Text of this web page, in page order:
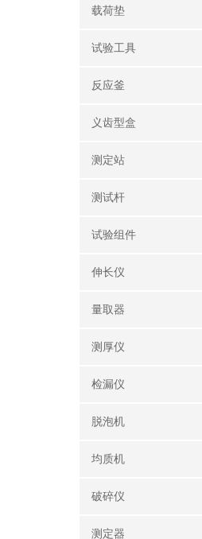
载荷垫
试验工具
反应釜
义齿型盒
测定站‌
测试杆
试验组件
伸长仪
量取器
测厚仪
检漏仪
脱泡机
均质机
破碎仪
测定器